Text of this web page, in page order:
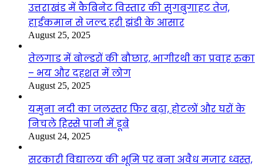
उत्तराखंड में कैबिनेट विस्तार की सुगबुगाहट तेज,
हाईकमान से जल्द हरी झंडी के आसार
August 25, 2025
तेलगाड में बोल्डरों की बौछार, भागीरथी का प्रवाह रुका
– भय और दहशत में लोग
August 25, 2025
यमुना नदी का जलस्तर फिर बढ़ा, होटलों और घरों के
निचले हिस्से पानी में डूबे
August 24, 2025
सरकारी विद्यालय की भूमि पर बना अवैध मजार ध्वस्त,